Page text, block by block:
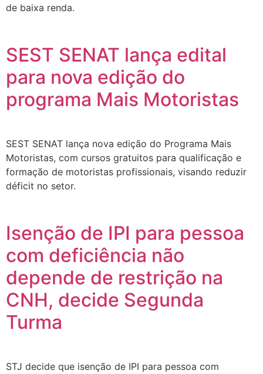
de baixa renda.
SEST SENAT lança edital
para nova edição do
programa Mais Motoristas
SEST SENAT lança nova edição do Programa Mais
Motoristas, com cursos gratuitos para qualificação e
formação de motoristas profissionais, visando reduzir
déficit no setor.
Isenção de IPI para pessoa
com deficiência não
depende de restrição na
CNH, decide Segunda
Turma
STJ decide que isenção de IPI para pessoa com